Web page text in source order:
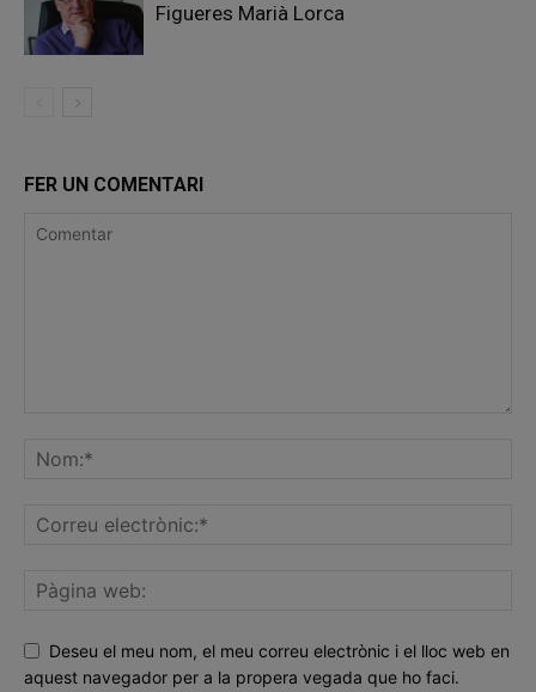
Figueres Marià Lorca
FER UN COMENTARI
Deseu el meu nom, el meu correu electrònic i el lloc web en
aquest navegador per a la propera vegada que ho faci.